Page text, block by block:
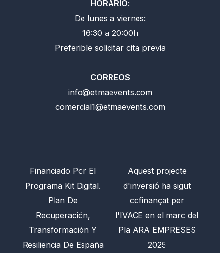
HORARIO:
De lunes a viernes:
16:30 a 20:00h
Preferible solicitar cita previa
CORREOS
info@etmaevents.com
comercial1@etmaevents.com
Financiado Por El
Programa Kit Digital.
Plan De
Recuperación,
Transformación Y
Resiliencia De España
Aquest projecte
d'inversió ha sigut
cofinançat per
l'IVACE en el marc del
Pla ARA EMPRESES
2025